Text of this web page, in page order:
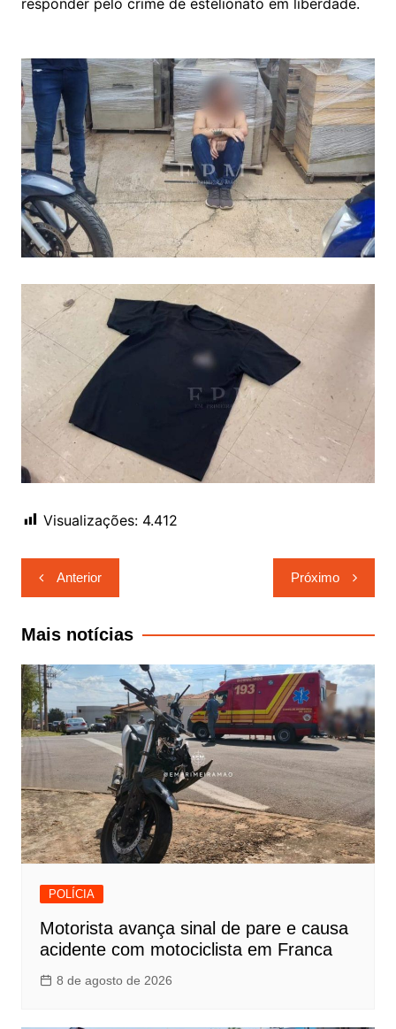
Visualizações: 4.412
Navegação
de
Post
Anterior Próximo
Mais notícias
POLÍCIA
Motorista avança sinal de pare e causa
acidente com motociclista em Franca
8 de agosto de 2026